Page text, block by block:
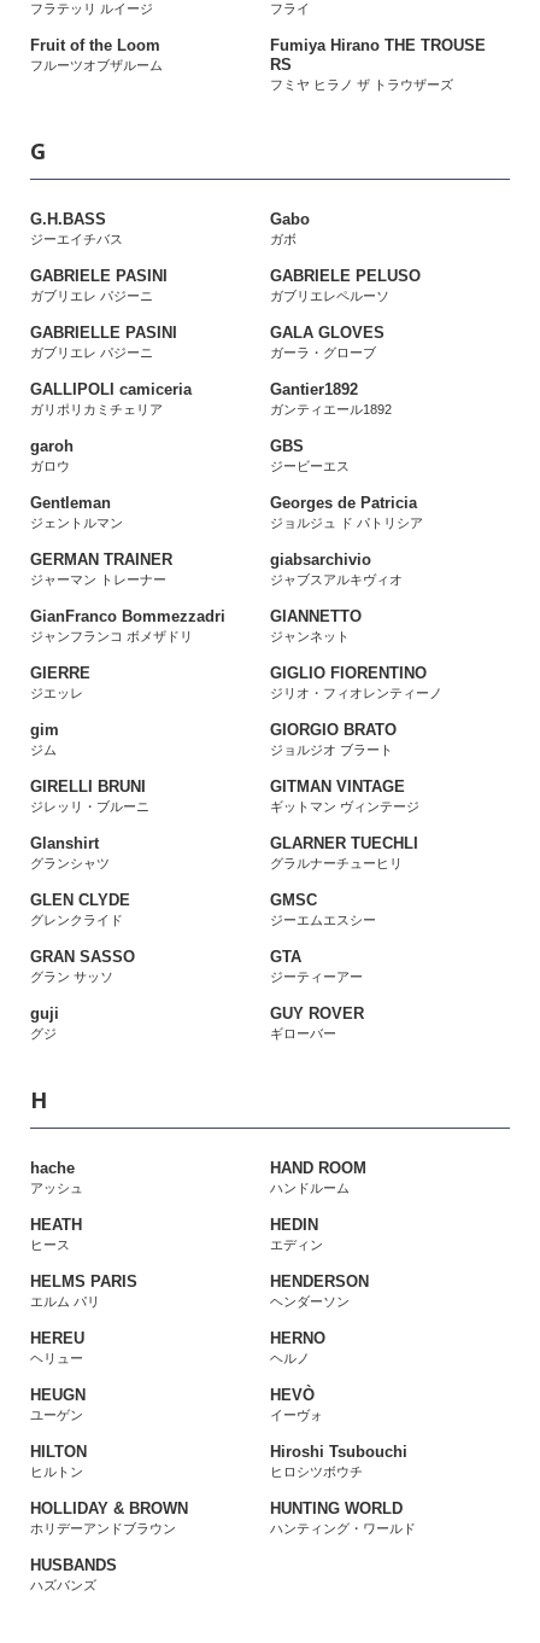
フラテッリ ルイージ フライ
Fruit of the Loom
フルーツオブザルーム
Fumiya Hirano THE TROUSE
RS
フミヤ ヒラノ ザ トラウザーズ
G
G.H.BASS
ジーエイチバス
Gabo
ガボ
GABRIELE PASINI
ガブリエレ パジーニ
GABRIELE PELUSO
ガブリエレペルーソ
GABRIELLE PASINI
ガブリエレ パジーニ
GALA GLOVES
ガーラ・グローブ
GALLIPOLI camiceria
ガリポリカミチェリア
Gantier1892
ガンティエール1892
garoh
ガロウ
GBS
ジービーエス
Gentleman
ジェントルマン
Georges de Patricia
ジョルジュ ド パトリシア
GERMAN TRAINER
ジャーマン トレーナー
giabsarchivio
ジャブスアルキヴィオ
GianFranco Bommezzadri
ジャンフランコ ボメザドリ
GIANNETTO
ジャンネット
GIERRE
ジエッレ
GIGLIO FIORENTINO
ジリオ・フィオレンティーノ
gim
ジム
GIORGIO BRATO
ジョルジオ ブラート
GIRELLI BRUNI
ジレッリ・ブルーニ
GITMAN VINTAGE
ギットマン ヴィンテージ
Glanshirt
グランシャツ
GLARNER TUECHLI
グラルナーチューヒリ
GLEN CLYDE
グレンクライド
GMSC
ジーエムエスシー
GRAN SASSO
グラン サッソ
GTA
ジーティーアー
guji
グジ
GUY ROVER
ギローバー
H
hache
アッシュ
HAND ROOM
ハンドルーム
HEATH
ヒース
HEDIN
エディン
HELMS PARIS
エルム パリ
HENDERSON
ヘンダーソン
HEREU
ヘリュー
HERNO
ヘルノ
HEUGN
ユーゲン
HEVÒ
イーヴォ
HILTON
ヒルトン
Hiroshi Tsubouchi
ヒロシツボウチ
HOLLIDAY & BROWN
ホリデーアンドブラウン
HUNTING WORLD
ハンティング・ワールド
HUSBANDS
ハズバンズ